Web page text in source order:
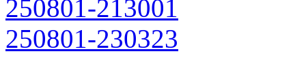
250801-213001
250801-230323